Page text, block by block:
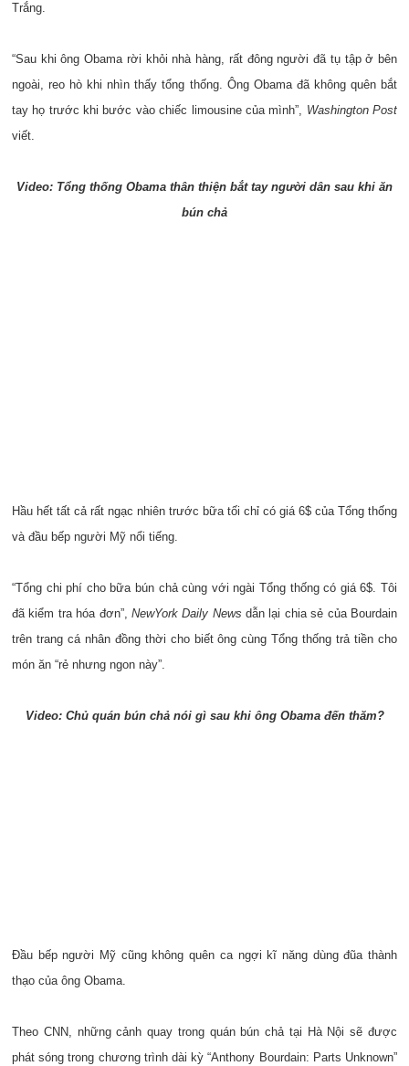
Trắng.
“Sau khi ông Obama rời khỏi nhà hàng, rất đông người đã tụ tập ở bên
ngoài, reo hò khi nhìn thấy tổng thống. Ông Obama đã không quên bắt
tay họ trước khi bước vào chiếc limousine của mình”, Washington Post
viết.
Video: Tổng thống Obama thân thiện bắt tay người dân sau khi ăn
bún chả
Hầu hết tất cả rất ngạc nhiên trước bữa tối chỉ có giá 6$ của Tổng thống
và đầu bếp người Mỹ nổi tiếng.
“Tổng chi phí cho bữa bún chả cùng với ngài Tổng thống có giá 6$. Tôi
đã kiểm tra hóa đơn”, NewYork Daily News dẫn lại chia sẻ của Bourdain
trên trang cá nhân đồng thời cho biết ông cùng Tổng thống trả tiền cho
món ăn “rẻ nhưng ngon này”.
Video: Chủ quán bún chả nói gì sau khi ông Obama đến thăm?
Đầu bếp người Mỹ cũng không quên ca ngợi kĩ năng dùng đũa thành
thạo của ông Obama.
Theo CNN, những cảnh quay trong quán bún chả tại Hà Nội sẽ được
phát sóng trong chương trình dài kỳ “Anthony Bourdain: Parts Unknown”